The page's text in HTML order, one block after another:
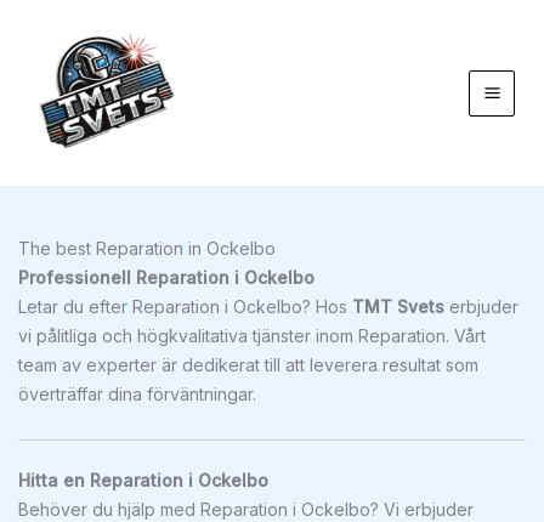
innehåll
The best Reparation in Ockelbo
Professionell Reparation i Ockelbo
Letar du efter Reparation i Ockelbo? Hos TMT Svets erbjuder
vi pålitliga och högkvalitativa tjänster inom Reparation. Vårt
team av experter är dedikerat till att leverera resultat som
överträffar dina förväntningar.
Hitta en Reparation i Ockelbo
Behöver du hjälp med Reparation i Ockelbo? Vi erbjuder